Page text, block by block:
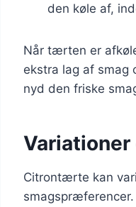
den køle af,
Når tærten er
ekstra lag af smag
nyd den friske
Citrontærte kan